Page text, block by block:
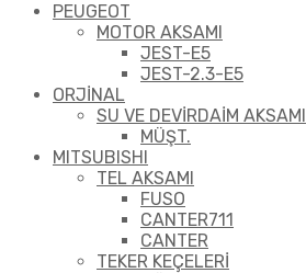
PEUGEOT
MOTOR AKSAMI
JEST-E5
JEST-2.3-E5
ORJİNAL
SU VE DEVİRDAİM AKSAMI
MÜŞT.
MITSUBISHI
TEL AKSAMI
FUSO
CANTER711
CANTER
TEKER KEÇELERİ